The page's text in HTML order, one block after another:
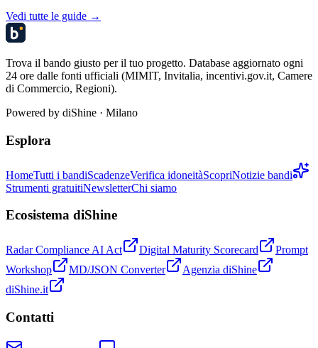
Vedi tutte le guide →
Trova il bando giusto per il tuo progetto. Database aggiornato ogni
24 ore dalle fonti ufficiali (MIMIT, Invitalia, incentivi.gov.it, Camere
di Commercio, Regioni).
Powered by diShine · Milano
Esplora
HomeTutti i bandiScadenzeVerifica idoneitàScopriNotizie bandi
Strumenti gratuitiNewsletterChi siamo
Ecosistema diShine
Radar Compliance AI Act Digital Maturity Scorecard
Prompt
Workshop
MD/JSON Converter
Agenzia diShine
diShine.it
Contatti